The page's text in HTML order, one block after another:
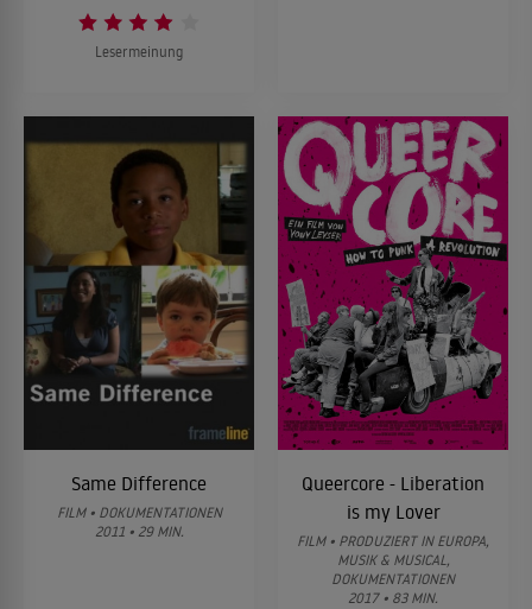
Lesermeinung
Same Difference
FILM • DOKUMENTATIONEN
2011 • 29 MIN.
Queercore - Liberation
is my Lover
FILM • PRODUZIERT IN EUROPA,
MUSIK & MUSICAL,
DOKUMENTATIONEN
2017 • 83 MIN.